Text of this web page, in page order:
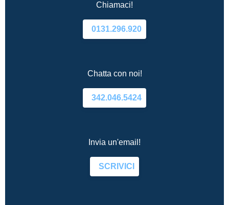
Chiamaci!
0131.296.920
Chatta con noi!
342.046.5424
Invia un'email!
SCRIVICI